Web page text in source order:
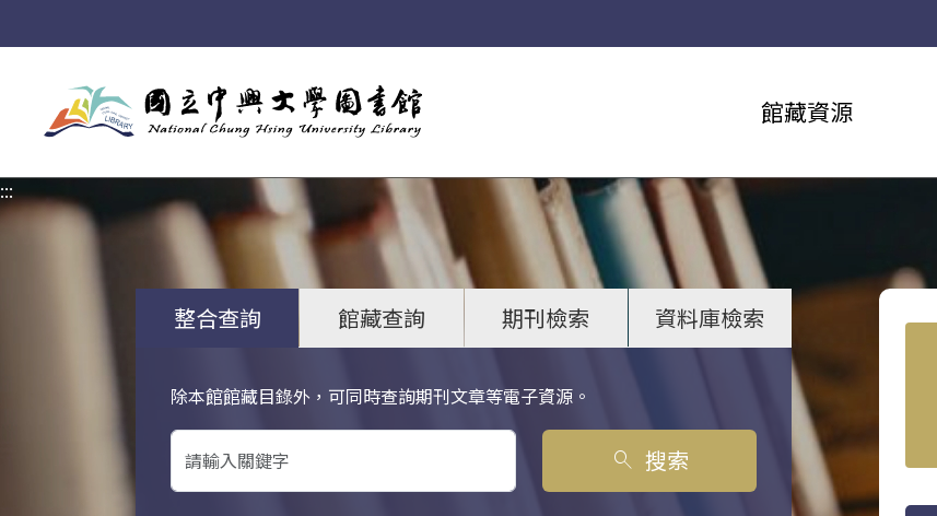
館藏資源
:::
整合查詢 館藏查詢 期刊檢索 資料庫檢索
除本館館藏目錄外，可同時查詢期刊文章等電子資源。
關鍵字搜尋
search 搜索